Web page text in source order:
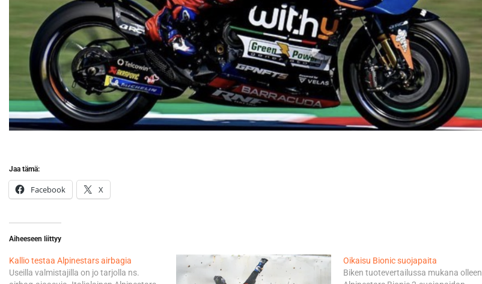
Jaa tämä:
Facebook X
Aiheeseen liittyy
Kallio testaa Alpinestars airbagia
Useilla valmistajilla on jo tarjolla ns.
Oikaisu Bionic suojapaita
Biken tuotevertailussa mukana olleen